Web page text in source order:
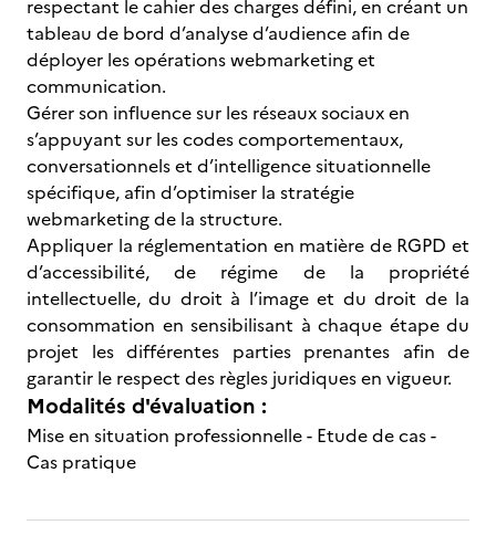
respectant le cahier des charges défini, en créant un
tableau de bord d’analyse d’audience afin de
déployer les opérations webmarketing et
communication.
Gérer son influence sur les réseaux sociaux en
s’appuyant sur les codes comportementaux,
conversationnels et d’intelligence situationnelle
spécifique, afin d’optimiser la stratégie
webmarketing de la structure.
Appliquer la réglementation en matière de RGPD et
d’accessibilité, de régime de la propriété
intellectuelle, du droit à l’image et du droit de la
consommation en sensibilisant à chaque étape du
projet les différentes parties prenantes afin de
garantir le respect des règles juridiques en vigueur.
Modalités d'évaluation :
Mise en situation professionnelle - Etude de cas -
Cas pratique